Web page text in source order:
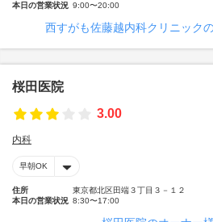
本日の営業状況 9:00〜20:00
西すがも佐藤越内科クリニック
桜田医院
3.00
内科
早朝OK
住所
東京都北区田端３丁目３－１２
本日の営業状況 8:30〜17:00